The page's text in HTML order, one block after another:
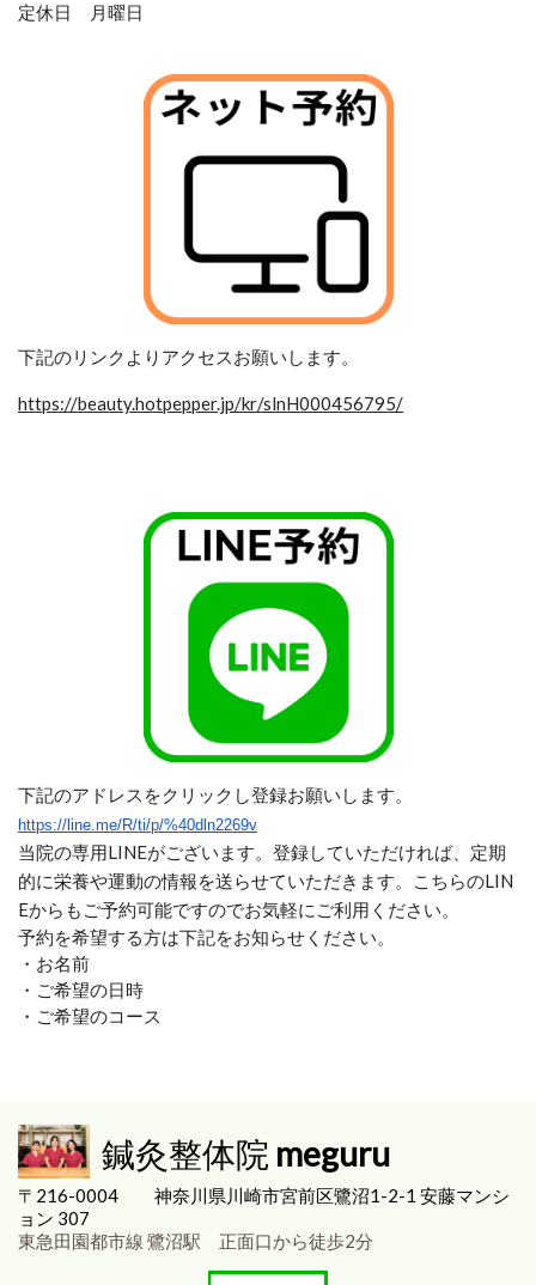
定休日 月曜日
下記のリンクよりアクセスお願いします。
https://beauty.hotpepper.jp/kr/slnH000456795/
下記のアドレスをクリックし登録お願いします。
https://line.me/R/ti/p/%40dln2269v
当院の専用LINEがございます。登録していただければ、定期
的に栄養や運動の情報を送らせていただきます。こちらのLIN
Eからもご予約可能ですのでお気軽にご利用ください。
予約を希望する方は下記をお知らせください。
・お名前
・ご希望の日時
・ご希望のコース
鍼灸整体院 meguru
〒216-0004 神奈川県川崎市宮前区鷺沼1-2-1 安藤マンシ
ョン 307
東急田園都市線 鷺沼駅 正面口から徒歩2分